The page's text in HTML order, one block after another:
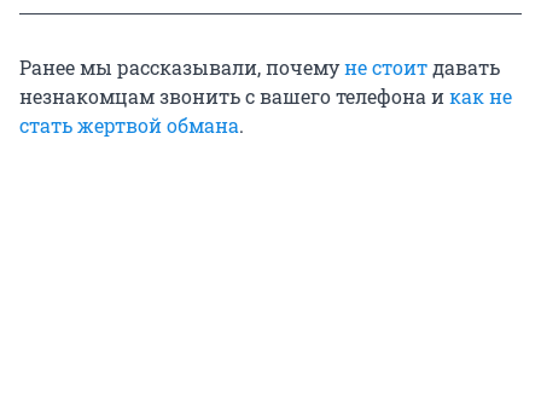
Ранее мы рассказывали, почемуне стоитдавать
незнакомцам звонить с вашего телефона икак не
стать жертвой обмана.